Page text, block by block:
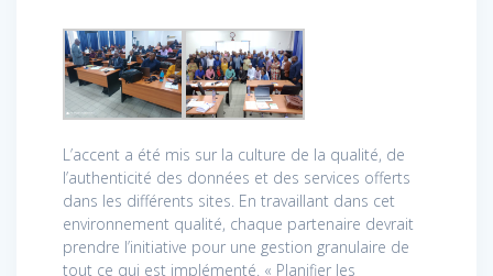
L’accent a été mis sur la culture de la qualité, de
l’authenticité des données et des services offerts
dans les différents sites. En travaillant dans cet
environnement qualité, chaque partenaire devrait
prendre l’initiative pour une gestion granulaire de
tout ce qui est implémenté. « Planifier les